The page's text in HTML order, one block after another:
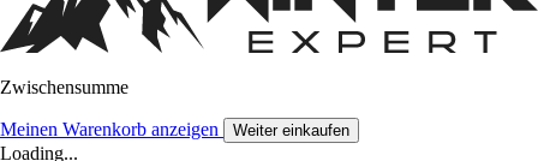
Zwischensumme
Meinen Warenkorb anzeigen Weiter einkaufen
Loading...